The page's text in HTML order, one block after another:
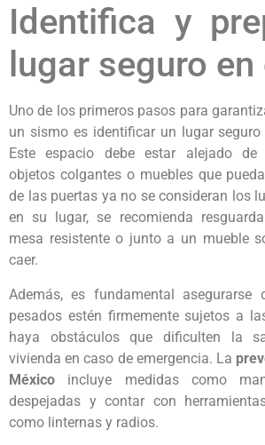
Identifica y
lugar seguro
Uno de los primeros pasos para
un sismo es identificar un lugar
Este espacio debe estar alejado de
objetos colgantes o muebles que
de las puertas ya no se consideran los
en su lugar, se recomienda
mesa resistente o junto a un mueble
caer.
Además, es fundamental
pesados estén firmemente sujetos a
haya obstáculos que dificulten la
vivienda en caso de emergencia. La
México incluye medidas como
despejadas y contar con
como linternas y radios.